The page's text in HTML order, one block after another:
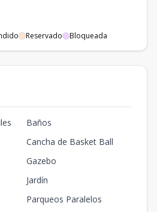
Reservado Bloqueada
Baños
Cancha de Basket Ball
Gazebo
Jardín
Parqueos Paralelos